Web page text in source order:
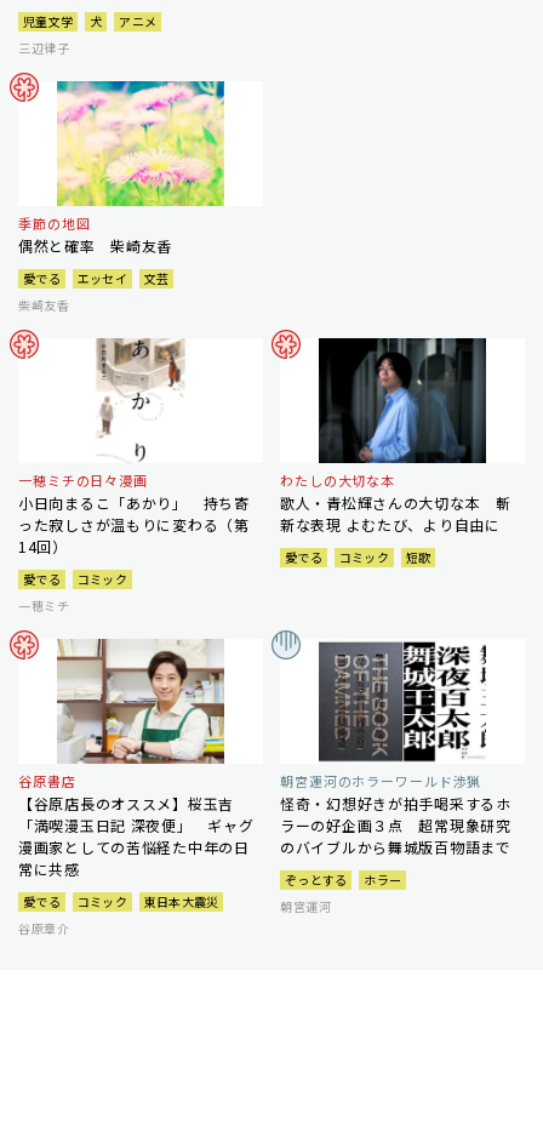
児童文学 犬
アニメ
三辺律子
季節の地図
偶然と確率 柴崎友香
愛でる エッセイ
文芸
柴崎友香
一穂ミチの日々漫画
小日向まるこ「あかり」 持ち寄
った寂しさが温もりに変わる（第
14回）
愛でる
コミック
一穂ミチ
わたしの大切な本
歌人・青松輝さんの大切な本 斬
新な表現 よむたび、より自由に
愛でる コミック 短歌
谷原書店
【谷原店長のオススメ】桜玉吉
「満喫漫玉日記 深夜便」 ギャグ
漫画家としての苦悩経た中年の日
常に共感
愛でる コミック
東日本大震災
谷原章介
朝宮運河のホラーワールド渉猟
怪奇・幻想好きが拍手喝采するホ
ラーの好企画３点 超常現象研究
のバイブルから舞城版百物語まで
ぞっとする
ホラー
朝宮運河